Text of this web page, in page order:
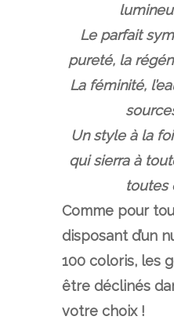
l
Le parfait
pureté, la
La féminité,
Un style à la
qui sierra à
toutes
Comme pour
disposant d’un
100 coloris, les
être déclinés
votre choix !